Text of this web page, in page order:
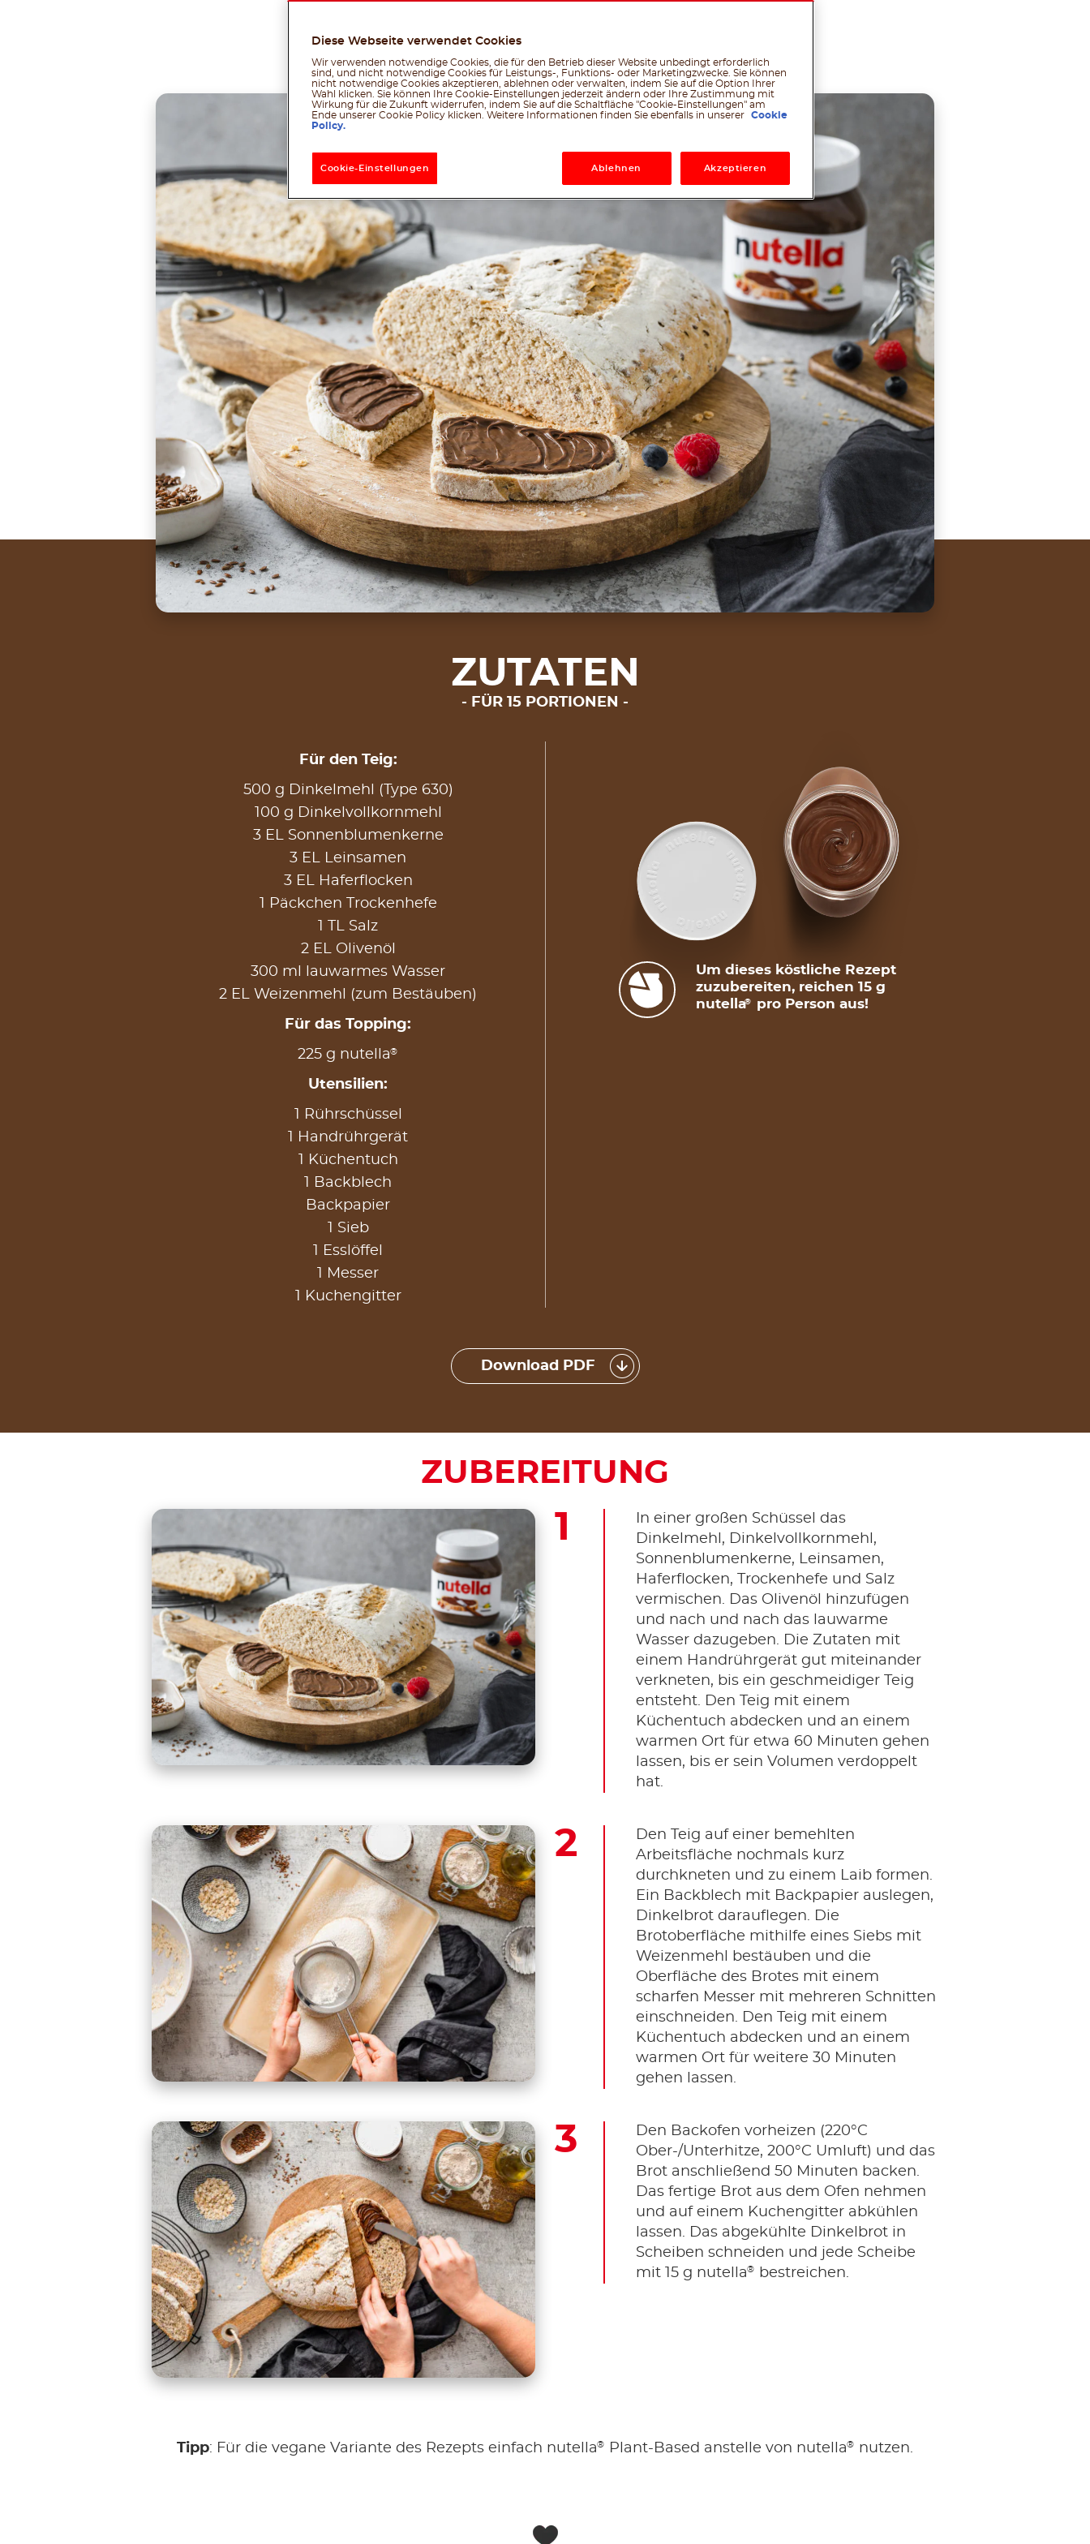
Teile, was dir gefällt
ZUTATEN
FÜR 15 PORTIONEN
Für den Teig:
500 g Dinkelmehl (Type 630)
100 g Dinkelvollkornmehl
3 EL Sonnenblumenkerne
3 EL Leinsamen
3 EL Haferflocken
1 Päckchen Trockenhefe
1 TL Salz
2 EL Olivenöl
300 ml lauwarmes Wasser
2 EL Weizenmehl (zum Bestäuben)
Für das Topping:
225 g nutella®
Utensilien:
1 Rührschüssel
1 Handrührgerät
1 Küchentuch
1 Backblech
Backpapier
1 Sieb
1 Esslöffel
1 Messer
1 Kuchengitter
Um dieses köstliche Rezept
zuzubereiten, reichen 15 g
nutella® pro Person aus!
Download PDF
ZUBEREITUNG
In einer großen Schüssel das
Dinkelmehl, Dinkelvollkornmehl,
Sonnenblumenkerne, Leinsamen,
Haferflocken, Trockenhefe und Salz
vermischen. Das Olivenöl hinzufügen
und nach und nach das lauwarme
Wasser dazugeben. Die Zutaten mit
einem Handrührgerät gut miteinander
verkneten, bis ein geschmeidiger Teig
entsteht. Den Teig mit einem
Küchentuch abdecken und an einem
warmen Ort für etwa 60 Minuten gehen
lassen, bis er sein Volumen verdoppelt
hat.
Den Teig auf einer bemehlten
Arbeitsfläche nochmals kurz
durchkneten und zu einem Laib formen.
Ein Backblech mit Backpapier auslegen,
Dinkelbrot darauflegen. Die
Brotoberfläche mithilfe eines Siebs mit
Weizenmehl bestäuben und die
Oberfläche des Brotes mit einem
scharfen Messer mit mehreren Schnitten
einschneiden. Den Teig mit einem
Küchentuch abdecken und an einem
warmen Ort für weitere 30 Minuten
gehen lassen.
Den Backofen vorheizen (220°C
Ober-/Unterhitze, 200°C Umluft) und das
Brot anschließend 50 Minuten backen.
Das fertige Brot aus dem Ofen nehmen
und auf einem Kuchengitter abkühlen
lassen. Das abgekühlte Dinkelbrot in
Scheiben schneiden und jede Scheibe
mit 15 g nutella® bestreichen.
Tipp: Für die vegane Variante des Rezepts einfach nutella® Plant-Based anstelle von nutella® nutzen.
Diese Webseite verwendet Cookies
Wir verwenden notwendige Cookies, die für den Betrieb dieser Website unbedingt erforderlich
sind, und nicht notwendige Cookies für Leistungs-, Funktions- oder Marketingzwecke. Sie können
nicht notwendige Cookies akzeptieren, ablehnen oder verwalten, indem Sie auf die Option Ihrer
Wahl klicken. Sie können Ihre Cookie-Einstellungen jederzeit ändern oder Ihre Zustimmung mit
Wirkung für die Zukunft widerrufen, indem Sie auf die Schaltfläche "Cookie-Einstellungen" am
Ende unserer Cookie Policy klicken. Weitere Informationen finden Sie ebenfalls in unserer
Cookie
Policy.
Ablehnen Akzeptieren
Cookie-Einstellungen